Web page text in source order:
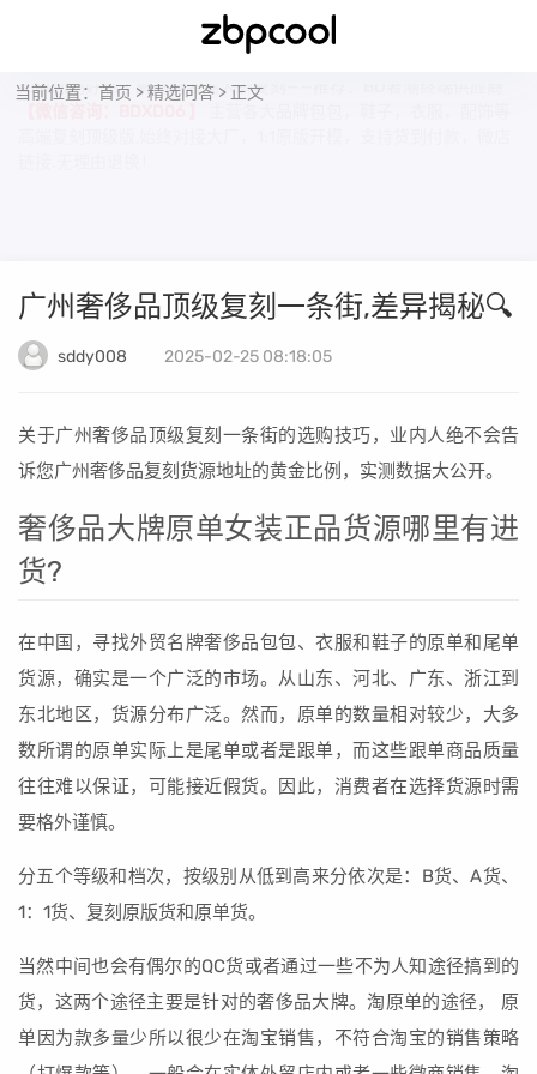
当前位置： 首页 >精选问答 > 正文
如果您刚好想了解高端奢潮大牌复刻——推荐：BD奢潮终端供应商
广州奢侈品顶级复刻一条街,差异揭秘🔍
sddy008 2025-02-25 08:18:05
关于广州奢侈品顶级复刻一条街的选购技巧，业内人绝不会告
诉您广州奢侈品复刻货源地址的黄金比例，实测数据大公开。
奢侈品大牌原单女装正品货源哪里有进
货?
在中国，寻找外贸名牌奢侈品包包、衣服和鞋子的原单和尾单
货源，确实是一个广泛的市场。从山东、河北、广东、浙江到
东北地区，货源分布广泛。然而，原单的数量相对较少，大多
数所谓的原单实际上是尾单或者是跟单，而这些跟单商品质量
往往难以保证，可能接近假货。因此，消费者在选择货源时需
要格外谨慎。
分五个等级和档次，按级别从低到高来分依次是：B货、A货、
1：1货、复刻原版货和原单货。
当然中间也会有偶尔的QC货或者通过一些不为人知途径搞到的
货，这两个途径主要是针对的奢侈品大牌。淘原单的途径， 原
单因为款多量少所以很少在淘宝销售，不符合淘宝的销售策略